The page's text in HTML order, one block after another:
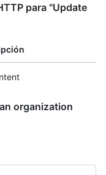
para "Update
organization